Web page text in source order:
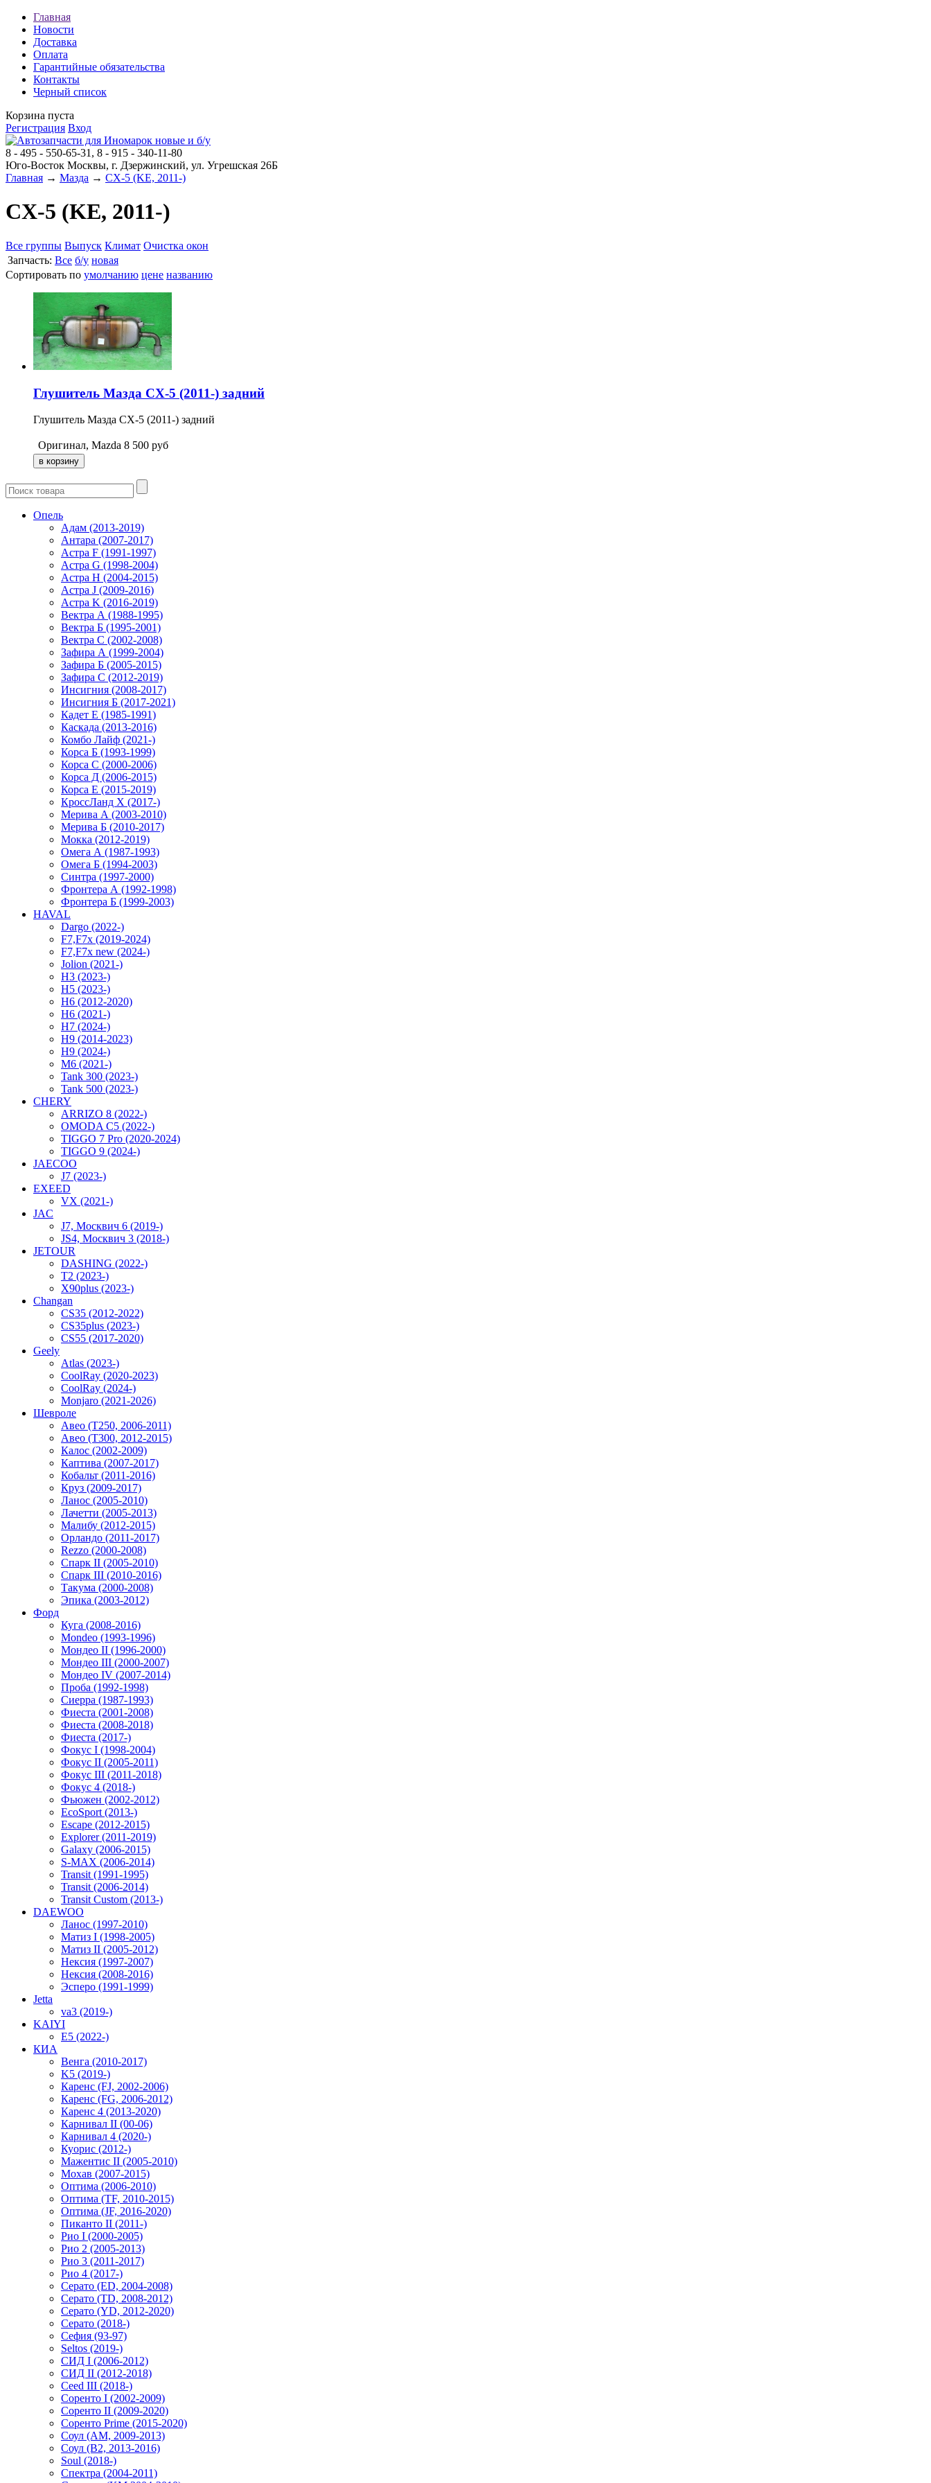
Главная
Новости
Доставка
Оплата
Гарантийные обязательства
Контакты
Черный список
Корзина пуста
Регистрация Вход
8 - 495 - 550-65-31, 8 - 915 - 340-11-80
Юго-Восток Москвы, г. Дзержинский, ул. Угрешская 26Б
Главная → Мазда → CX-5 (KE, 2011-)
CX-5 (KE, 2011-)
Все группы Выпуск Климат Очистка окон
Запчасть: Все б/у новая
Сортировать по умолчанию цене названию
Глушитель Мазда CX-5 (2011-) задний
Глушитель Мазда CX-5 (2011-) задний
Оригинал, Mazda 8 500 руб
Опель
Адам (2013-2019)
Антара (2007-2017)
Астра F (1991-1997)
Астра G (1998-2004)
Астра H (2004-2015)
Астра J (2009-2016)
Астра K (2016-2019)
Вектра А (1988-1995)
Вектра Б (1995-2001)
Вектра С (2002-2008)
Зафира А (1999-2004)
Зафира Б (2005-2015)
Зафира С (2012-2019)
Инсигния (2008-2017)
Инсигния Б (2017-2021)
Кадет Е (1985-1991)
Каскада (2013-2016)
Комбо Лайф (2021-)
Корса Б (1993-1999)
Корса С (2000-2006)
Корса Д (2006-2015)
Корса E (2015-2019)
КроссЛанд X (2017-)
Мерива А (2003-2010)
Мерива Б (2010-2017)
Мокка (2012-2019)
Омега А (1987-1993)
Омега Б (1994-2003)
Синтра (1997-2000)
Фронтера А (1992-1998)
Фронтера Б (1999-2003)
HAVAL
Dargo (2022-)
F7,F7x (2019-2024)
F7,F7x new (2024-)
Jolion (2021-)
H3 (2023-)
H5 (2023-)
H6 (2012-2020)
H6 (2021-)
H7 (2024-)
H9 (2014-2023)
H9 (2024-)
M6 (2021-)
Tank 300 (2023-)
Tank 500 (2023-)
CHERY
ARRIZO 8 (2022-)
OMODA C5 (2022-)
TIGGO 7 Pro (2020-2024)
TIGGO 9 (2024-)
JAECOO
J7 (2023-)
EXEED
VX (2021-)
JAC
J7, Москвич 6 (2019-)
JS4, Москвич 3 (2018-)
JETOUR
DASHING (2022-)
T2 (2023-)
X90plus (2023-)
Changan
CS35 (2012-2022)
CS35plus (2023-)
CS55 (2017-2020)
Geely
Atlas (2023-)
CoolRay (2020-2023)
CoolRay (2024-)
Monjaro (2021-2026)
Шевроле
Авео (T250, 2006-2011)
Авео (T300, 2012-2015)
Калос (2002-2009)
Каптива (2007-2017)
Кобальт (2011-2016)
Круз (2009-2017)
Ланос (2005-2010)
Лачетти (2005-2013)
Малибу (2012-2015)
Орландо (2011-2017)
Rezzo (2000-2008)
Спарк II (2005-2010)
Спарк III (2010-2016)
Такума (2000-2008)
Эпика (2003-2012)
Форд
Куга (2008-2016)
Mondeo (1993-1996)
Мондео II (1996-2000)
Мондео III (2000-2007)
Мондео IV (2007-2014)
Проба (1992-1998)
Сиерра (1987-1993)
Фиеста (2001-2008)
Фиеста (2008-2018)
Фиеста (2017-)
Фокус I (1998-2004)
Фокус II (2005-2011)
Фокус III (2011-2018)
Фокус 4 (2018-)
Фьюжен (2002-2012)
EcoSport (2013-)
Escape (2012-2015)
Explorer (2011-2019)
Galaxy (2006-2015)
S-MAX (2006-2014)
Transit (1991-1995)
Transit (2006-2014)
Transit Custom (2013-)
DAEWOO
Ланос (1997-2010)
Матиз I (1998-2005)
Матиз II (2005-2012)
Нексия (1997-2007)
Нексия (2008-2016)
Эсперо (1991-1999)
Jetta
va3 (2019-)
KAIYI
E5 (2022-)
КИА
Венга (2010-2017)
K5 (2019-)
Каренс (FJ, 2002-2006)
Каренс (FG, 2006-2012)
Каренс 4 (2013-2020)
Карнивал II (00-06)
Карнивал 4 (2020-)
Куорис (2012-)
Мажентис II (2005-2010)
Мохав (2007-2015)
Оптима (2006-2010)
Оптима (TF, 2010-2015)
Оптима (JF, 2016-2020)
Пиканто II (2011-)
Рио I (2000-2005)
Рио 2 (2005-2013)
Рио 3 (2011-2017)
Рио 4 (2017-)
Серато (ED, 2004-2008)
Серато (TD, 2008-2012)
Серато (YD, 2012-2020)
Серато (2018-)
Сефия (93-97)
Seltos (2019-)
СИД I (2006-2012)
СИД II (2012-2018)
Ceed III (2018-)
Соренто I (2002-2009)
Соренто II (2009-2020)
Соренто Prime (2015-2020)
Соул (AM, 2009-2013)
Соул (B2, 2013-2016)
Soul (2018-)
Спектра (2004-2011)